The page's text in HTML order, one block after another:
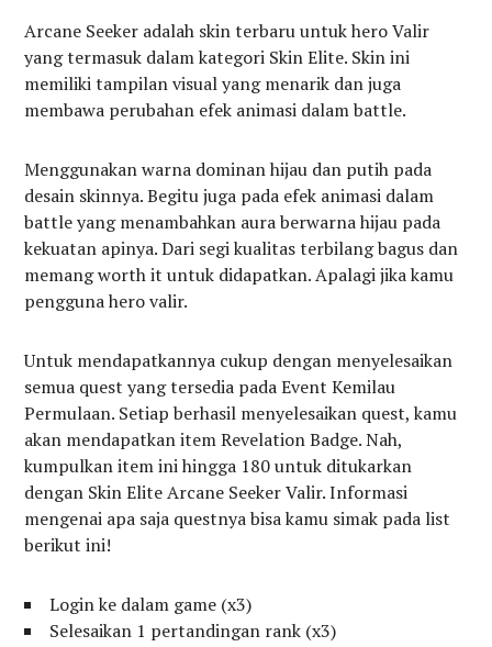
Arcane Seeker adalah skin terbaru untuk hero Valir
yang termasuk dalam kategori Skin Elite. Skin ini
memiliki tampilan visual yang menarik dan juga
membawa perubahan efek animasi dalam battle.
Menggunakan warna dominan hijau dan putih pada
desain skinnya. Begitu juga pada efek animasi dalam
battle yang menambahkan aura berwarna hijau pada
kekuatan apinya. Dari segi kualitas terbilang bagus dan
memang worth it untuk didapatkan. Apalagi jika kamu
pengguna hero valir.
Untuk mendapatkannya cukup dengan menyelesaikan
semua quest yang tersedia pada Event Kemilau
Permulaan. Setiap berhasil menyelesaikan quest, kamu
akan mendapatkan item Revelation Badge. Nah,
kumpulkan item ini hingga 180 untuk ditukarkan
dengan Skin Elite Arcane Seeker Valir. Informasi
mengenai apa saja questnya bisa kamu simak pada list
berikut ini!
Login ke dalam game (x3)
Selesaikan 1 pertandingan rank (x3)